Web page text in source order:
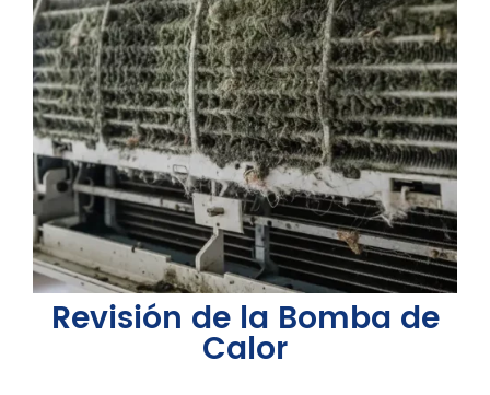
Revisión de la Bomba de
Calor